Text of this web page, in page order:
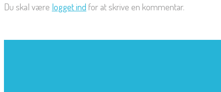
Du skal være logget ind for at skrive en kommentar.